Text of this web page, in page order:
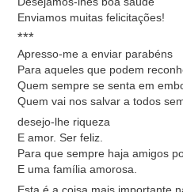
Enviamos muitas felicitações!
***
Apresso-me a enviar parabéns
Para aqueles que podem
Quem sempre se senta em
Quem vai nos salvar a todos
desejo-lhe riqueza
E amor. Ser feliz.
Para que sempre haja amigos
E uma família amorosa.
Esta é a coisa mais importante